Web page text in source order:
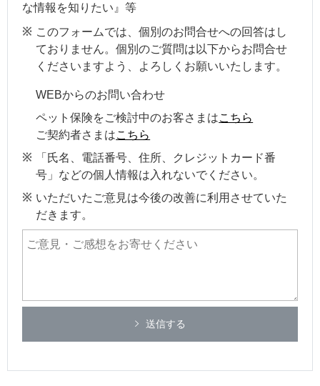
な情報を知りたい』等
このフォームでは、個別のお問合せへの回答はし
ておりません。個別のご質問は以下からお問合せ
くださいますよう、よろしくお願いいたします。
WEBからのお問い合わせ
ペット保険をご検討中のお客さまはこちら
ご契約者さまはこちら
「氏名、電話番号、住所、クレジットカード番
号」などの個人情報は入れないでください。
いただいたご意見は今後の改善に利用させていた
だきます。
送信する